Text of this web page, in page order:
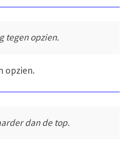
tegen opzien.
opzien.
dan de top.